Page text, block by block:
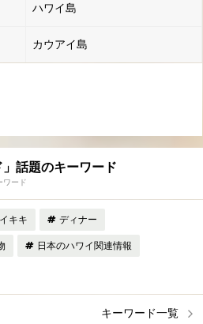
ハワイ島
カウアイ島
」話題のキーワード
ワード
キキ ディナー
日本のハワイ関連情報
キーワード一覧